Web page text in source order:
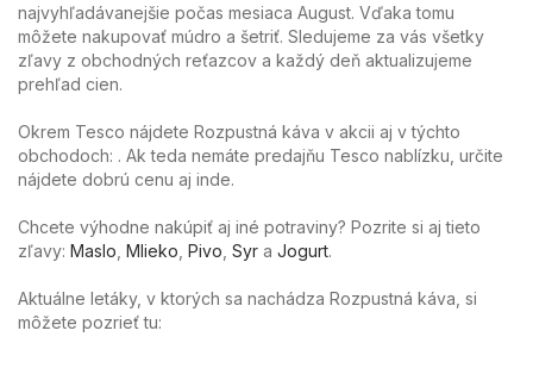
najvyhľadávanejšie počas mesiaca August. Vďaka tomu
môžete nakupovať múdro a šetriť. Sledujeme za vás všetky
zľavy z obchodných reťazcov a každý deň aktualizujeme
prehľad cien.
Okrem Tesco nájdete Rozpustná káva v akcii aj v týchto
obchodoch: . Ak teda nemáte predajňu Tesco nablízku, určite
nájdete dobrú cenu aj inde.
Chcete výhodne nakúpiť aj iné potraviny? Pozrite si aj tieto
zľavy: Maslo Mlieko Pivo Syr a Jogurt.
Aktuálne letáky, v ktorých sa nachádza Rozpustná káva, si
môžete pozrieť tu: